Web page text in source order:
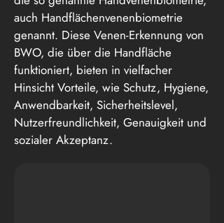
auch Handflächenvenenbiometrie
genannt. Diese Venen-Erkennung von
BWO, die über die Handfläche
funktioniert, bieten in vielfacher
Hinsicht Vorteile, wie Schutz, Hygiene,
Anwendbarkeit, Sicherheitslevel,
Nutzerfreundlichkeit, Genauigkeit und
sozialer Akzeptanz.